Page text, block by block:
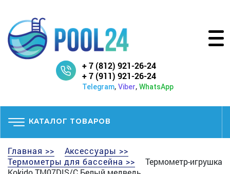
+ 7 (812) 921-26-24
+ 7 (911) 921-26-24
Telegram, Viber, WhatsApp
КАТАЛОГ ТОВАРОВ
Главная >>
Аксессуары >>
Термометры для бассейна >>
Термометр-игрушка